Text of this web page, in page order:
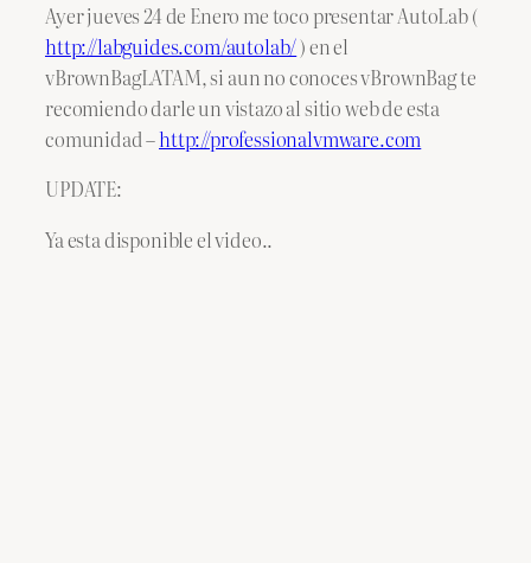
Ayer jueves 24 de Enero me toco presentar AutoLab (
http://labguides.com/autolab/) en el
vBrownBagLATAM, si aun no conoces vBrownBag te
recomiendo darle un vistazo al sitio web de esta
comunidad –http://professionalvmware.com
UPDATE:
Ya esta disponible el video..